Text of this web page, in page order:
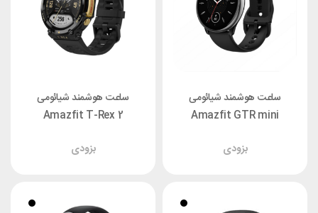
ساعت هوشمند شیائومی
Amazfit GTR mini
بزودی
ساعت هوشمند شیائومی
Amazfit T-Rex 2
بزودی